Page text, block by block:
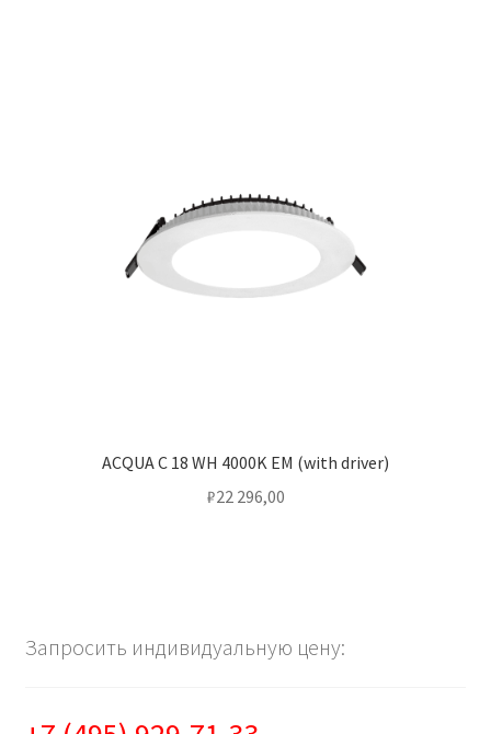
ACQUA C 18 WH 4000K EM (with driver)
₽22 296,00
Запросить индивидуальную цену: